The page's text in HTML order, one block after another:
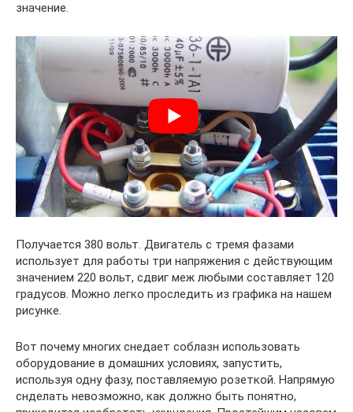
значение.
Получается 380 вольт. Двигатель с тремя фазами
использует для работы три напряжения с действующим
значением 220 вольт, сдвиг меж любыми составляет 120
градусов. Можно легко проследить из графика на нашем
рисунке.
Вот почему многих снедает соблазн использовать
оборудование в домашних условиях, запустить,
используя одну фазу, поставляемую розеткой. Напрямую
снделать невозможно, как должно быть понятно,